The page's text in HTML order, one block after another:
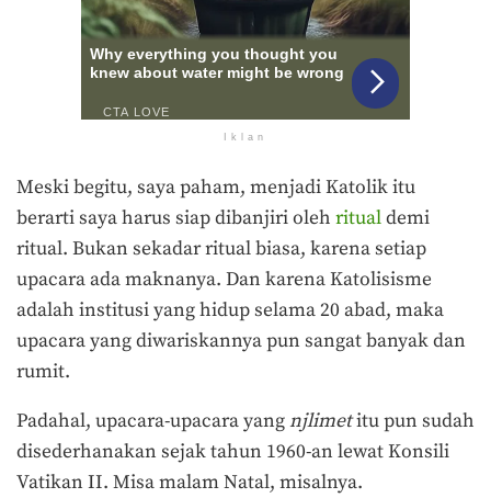
Iklan
Meski begitu, saya paham, menjadi Katolik itu
berarti saya harus siap dibanjiri oleh ritualdemi
ritual. Bukan sekadar ritual biasa, karena setiap
upacara ada maknanya. Dan karena Katolisisme
adalah institusi yang hidup selama 20 abad, maka
upacara yang diwariskannya pun sangat banyak dan
rumit.
Padahal, upacara-upacara yangnjlimetitu pun sudah
disederhanakan sejak tahun 1960-an lewat Konsili
Vatikan II. Misa malam Natal, misalnya.